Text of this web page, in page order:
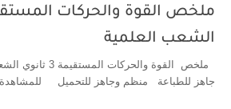
الشعب العلمية
جاهز للطباعة منظم وجاهز للتحميل للمشاهدة